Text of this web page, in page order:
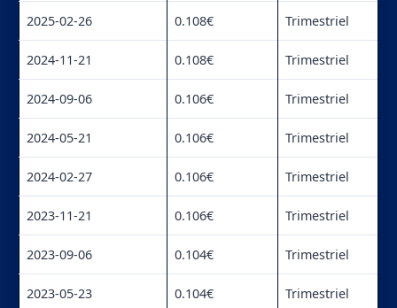
2025-02-26 0.108€ Trimestriel
2024-11-21 0.108€ Trimestriel
2024-09-06 0.106€ Trimestriel
2024-05-21 0.106€ Trimestriel
2024-02-27 0.106€ Trimestriel
2023-11-21 0.106€ Trimestriel
2023-09-06 0.104€ Trimestriel
2023-05-23 0.104€ Trimestriel